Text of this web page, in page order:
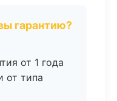
гарантию?
от 1 года
от типа